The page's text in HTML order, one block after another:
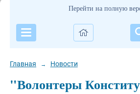
Перейти на полную
Главная → Новости
"Волонтеры